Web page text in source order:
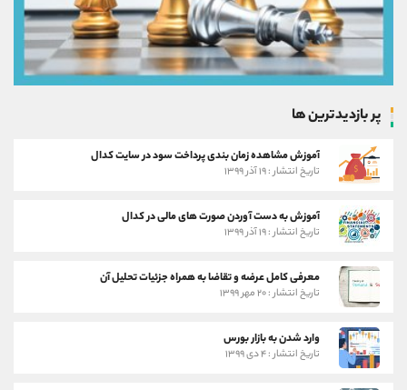
پر بازدیدترین ها
آموزش مشاهده زمان بندی پرداخت سود در سایت کدال
تاریخ انتشار : ۱۹ آذر ۱۳۹۹
آموزش به دست آوردن صورت های مالی در کدال
تاریخ انتشار : ۱۹ آذر ۱۳۹۹
معرفی کامل عرضه و تقاضا به همراه جزئیات تحلیل آن
تاریخ انتشار : ۲۰ مهر ۱۳۹۹
وارد شدن به بازار بورس
تاریخ انتشار : ۴ دی ۱۳۹۹